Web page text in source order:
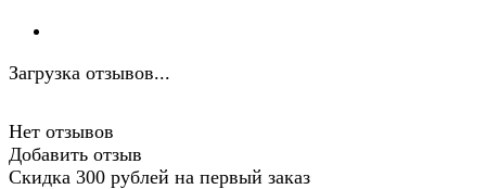
Загрузка отзывов...
Нет отзывов
Добавить отзыв
Скидка 300 рублей на первый заказ